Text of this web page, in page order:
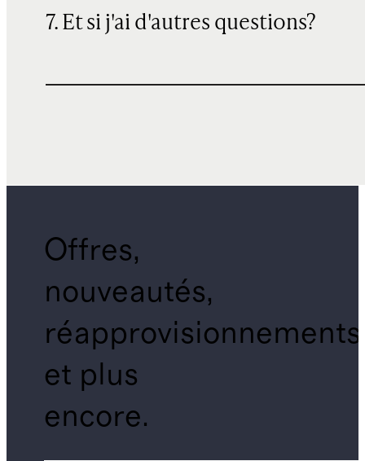
7. Et si j'ai d'autres questions?
Offres,
nouveautés,
réapprovisionnements
et plus
encore.